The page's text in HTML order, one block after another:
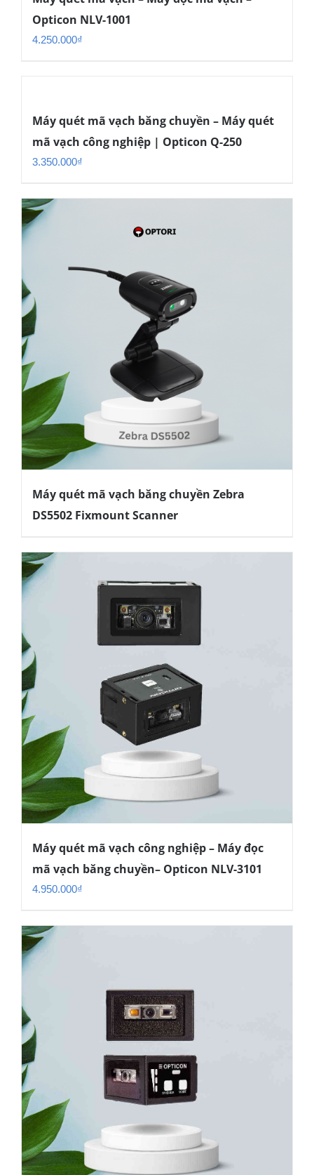
Opticon NLV-1001
4.250.000₫
Máy quét mã vạch băng chuyền – Máy quét
mã vạch công nghiệp | Opticon Q-250
3.350.000₫
Máy quét mã vạch băng chuyền Zebra
DS5502 Fixmount Scanner
Máy quét mã vạch công nghiệp – Máy đọc
mã vạch băng chuyền– Opticon NLV-3101
4.950.000₫